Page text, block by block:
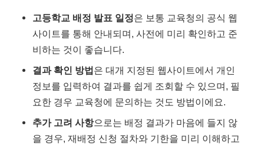
고등학교 배정 발표 일정은 보통 교육청의 공식 웹
사이트를 통해 안내되며, 사전에 미리 확인하고 준
비하는 것이 좋습니다.
결과 확인 방법은 대개 지정된 웹사이트에서 개인
정보를 입력하여 결과를 쉽게 조회할 수 있으며, 필
요한 경우 교육청에 문의하는 것도 방법이에요.
추가 고려 사항으로는 배정 결과가 마음에 들지 않
을 경우, 재배정 신청 절차와 기한을 미리 이해하고